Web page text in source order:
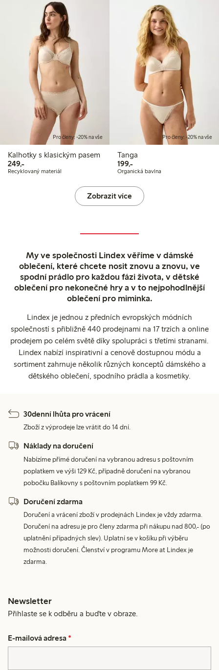
Pro členy: -20% na vše
Kalhotky s klasickým pasem
249,-249,00 Kč
Recyklovaný materiál
Pro členy: -20% na vše
Tanga
199,-199,00 Kč
Organická bavlna
Zobrazit více
My ve společnosti Lindex věříme v dámské
oblečení, které chcete nosit znovu a znovu, ve
spodní prádlo pro každou fázi života, v dětské
oblečení pro nekonečné hry a v to nejpohodlnější
oblečení pro miminka.
Lindex je jednou z předních evropských módních
společností s přibližně 440 prodejnami na 17 trzích a online
prodejem po celém světě díky spolupráci s třetími stranami.
Lindex nabízí inspirativní a cenově dostupnou módu a
sortiment zahrnuje několik různých konceptů dámského a
dětského oblečení, spodního prádla a kosmetiky.
30denní lhůta pro vrácení
Zboží z výprodeje lze vrátit do 14 dní.
Náklady na doručení
Nabízíme přímé doručení na vybranou adresu s poštovním
poplatkem ve výši 129 Kč, případně doručení na vybranou
pobočku Balíkovny s poštovním poplatkem 99 Kč.
Doručení zdarma
Doručení a vrácení zboží v prodejnách Lindex je vždy zdarma.
Doručení na adresu je pro členy zdarma při nákupu nad 800,- (po
uplatnění případných slev). Uplatní se v košíku při výběru
možnosti doručení. Členství v programu More at Lindex je
zdarma.
Newsletter
Přihlaste se k odběru a buďte v obraze.
E-mailová adresa *